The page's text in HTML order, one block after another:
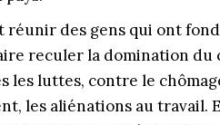
réunir des gens qui ont
reculer la domination du
luttes, contre le
les aliénations au travail.